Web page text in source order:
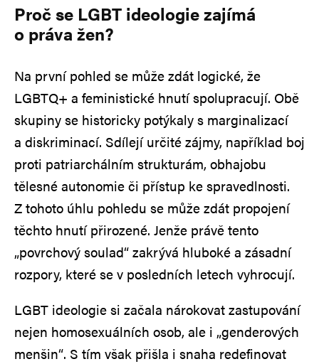
Proč se LGBT ideologie zajímá
o práva žen?
Na první pohled se může zdát logické, že
LGBTQ+ a feministické hnutí spolupracují. Obě
skupiny se historicky potýkaly s marginalizací
a diskriminací. Sdílejí určité zájmy, například boj
proti patriarchálním strukturám, obhajobu
tělesné autonomie či přístup ke spravedlnosti.
Z tohoto úhlu pohledu se může zdát propojení
těchto hnutí přirozené. Jenže právě tento
„povrchový soulad“ zakrývá hluboké a zásadní
rozpory, které se v posledních letech vyhrocují.
LGBT ideologie si začala nárokovat zastupování
nejen homosexuálních osob, ale i „genderových
menšin“. S tím však přišla i snaha redefinovat